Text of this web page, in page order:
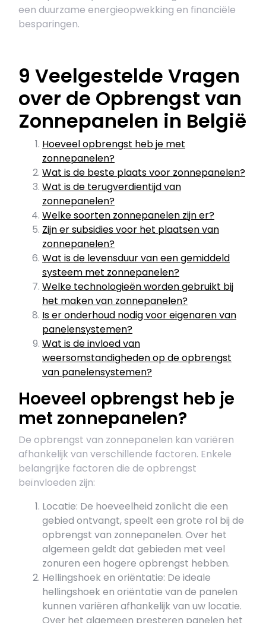
een duurzame energieopwekking en financiële
besparingen.
9 Veelgestelde Vragen
over de Opbrengst van
Zonnepanelen in België
Hoeveel opbrengst heb je met
zonnepanelen?
Wat is de beste plaats voor zonnepanelen?
Wat is de terugverdientijd van
zonnepanelen?
Welke soorten zonnepanelen zijn er?
Zijn er subsidies voor het plaatsen van
zonnepanelen?
Wat is de levensduur van een gemiddeld
systeem met zonnepanelen?
Welke technologieën worden gebruikt bij
het maken van zonnepanelen?
Is er onderhoud nodig voor eigenaren van
panelensystemen?
Wat is de invloed van
weersomstandigheden op de opbrengst
van panelensystemen?
Hoeveel opbrengst heb je
met zonnepanelen?
De opbrengst van zonnepanelen kan variëren
afhankelijk van verschillende factoren. Enkele
belangrijke factoren die de opbrengst
beïnvloeden zijn:
Locatie: De hoeveelheid zonlicht die een
gebied ontvangt, speelt een grote rol bij de
opbrengst van zonnepanelen. Over het
algemeen geldt dat gebieden met veel
zonuren een hogere opbrengst hebben.
Hellingshoek en oriëntatie: De ideale
hellingshoek en oriëntatie van de panelen
kunnen variëren afhankelijk van uw locatie.